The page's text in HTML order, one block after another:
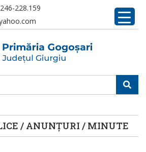
228.159
/ ANUNȚURI / MINUTE